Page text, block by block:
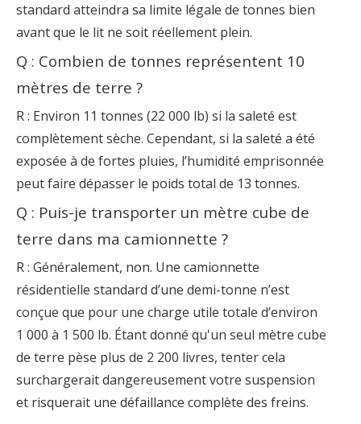
standard atteindra sa limite légale de tonnes bien
avant que le lit ne soit réellement plein.
Q : Combien de tonnes représentent 10
mètres de terre ?
R : Environ 11 tonnes (22 000 lb) si la saleté est
complètement sèche. Cependant, si la saleté a été
exposée à de fortes pluies, l’humidité emprisonnée
peut faire dépasser le poids total de 13 tonnes.
Q : Puis-je transporter un mètre cube de
terre dans ma camionnette ?
R : Généralement, non. Une camionnette
résidentielle standard d’une demi-tonne n’est
conçue que pour une charge utile totale d’environ
1 000 à 1 500 lb. Étant donné qu'un seul mètre cube
de terre pèse plus de 2 200 livres, tenter cela
surchargerait dangereusement votre suspension
et risquerait une défaillance complète des freins.